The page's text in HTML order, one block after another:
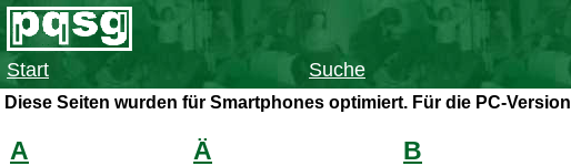
Start
Suche
Diese Seiten wurden für Smartphones optimiert. Für die PC-Version
A Ä B